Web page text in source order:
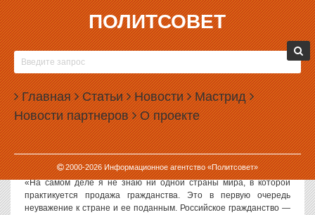
ПОЛИТСОВЕТ
Главная Статьи Новости Мастрид
Новости партнеров О проекте
2000-2026Информационное агентство «Политсовет»
27.04.2006, 12:40
ПОЛИТОЛОГ ИЛЬЯ ГОРФИНКЕЛЬ СЧИТАЕТ,
ЧТО ПРОДАЖА РОССИЙСКОГО ГРАЖДАНСТВА
НЕДОПУСТИМА
Политсовет, 27.04.2006. Депутаты фракции «Родина»
предложили в Госдуме рассмотреть законопроект,
предоставляющий гражданство по конкурсу, а также о покупке
российского гражданства. Предложение законопроекта
комментирует уральский политолог Илья Горфинкель:
«На самом деле я не знаю ни одной страны мира, в которой
практикуется продажа гражданства. Это в первую очередь
неуважение к стране и ее поданным. Российское гражданство —